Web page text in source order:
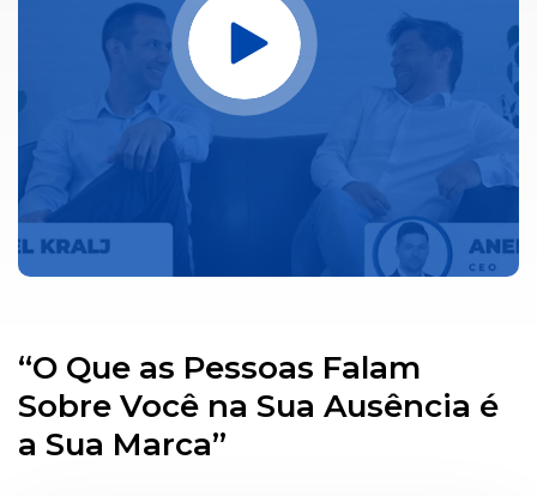
“O Que as Pessoas Falam
Sobre Você na Sua Ausência é
a Sua Marca”